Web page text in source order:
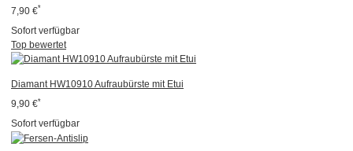
7,90 €*
Sofort verfügbar
Top bewertet
Diamant HW10910 Aufraubürste mit Etui
9,90 €*
Sofort verfügbar